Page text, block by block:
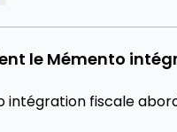
commentaire de ces
a récemment
sa doctrine et a pris un
nouvelles. Enfin,
sont régulièrement
le Mémento
intégration fiscale